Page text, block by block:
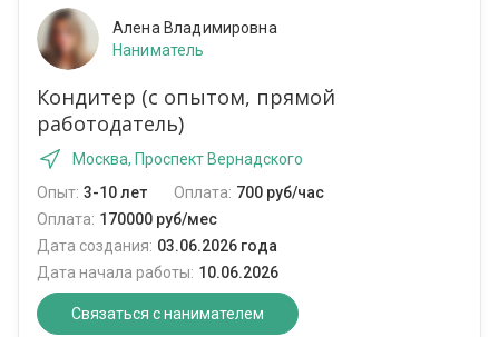
Алена Владимировна
Наниматель
Кондитер (с опытом, прямой
работодатель)
Москва, Проспект Вернадского
Опыт: 3-10 лет Оплата: 700 руб/час
Оплата: 170000 руб/мес
Дата создания: 03.06.2026 года
Дата начала работы: 10.06.2026
Связаться с нанимателем